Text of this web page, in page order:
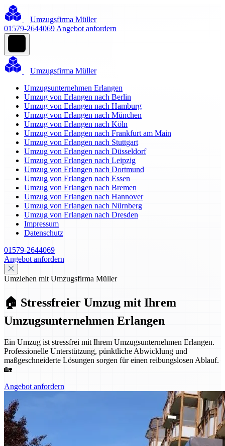
Umzugsfirma Müller
01579-2644069 Angebot anfordern
Umzugsfirma Müller
Umzugsunternehmen Erlangen
Umzug von Erlangen nach Berlin
Umzug von Erlangen nach Hamburg
Umzug von Erlangen nach München
Umzug von Erlangen nach Köln
Umzug von Erlangen nach Frankfurt am Main
Umzug von Erlangen nach Stuttgart
Umzug von Erlangen nach Düsseldorf
Umzug von Erlangen nach Leipzig
Umzug von Erlangen nach Dortmund
Umzug von Erlangen nach Essen
Umzug von Erlangen nach Bremen
Umzug von Erlangen nach Hannover
Umzug von Erlangen nach Nürnberg
Umzug von Erlangen nach Dresden
Impressum
Datenschutz
01579-2644069
Angebot anfordern
Umziehen mit Umzugsfirma Müller
🏠 Stressfreier Umzug mit Ihrem
Umzugsunternehmen Erlangen
Ein Umzug ist stressfrei mit Ihrem Umzugsunternehmen Erlangen.
Professionelle Unterstützung, pünktliche Abwicklung und
maßgeschneiderte Lösungen sorgen für einen reibungslosen Ablauf.
🏡
Angebot anfordern